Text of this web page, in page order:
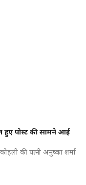
हुए पोस्ट की सामने आई
की पत्नी अनुष्का शर्मा